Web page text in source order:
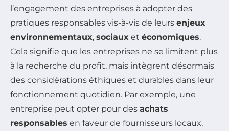
l’engagement des entreprises à adopter des
pratiques responsables vis-à-vis de leurs enjeux
environnementaux, sociaux et économiques.
Cela signifie que les entreprises ne se limitent plus
à la recherche du profit, mais intègrent désormais
des considérations éthiques et durables dans leur
fonctionnement quotidien. Par exemple, une
entreprise peut opter pour des achats
responsables en faveur de fournisseurs locaux,